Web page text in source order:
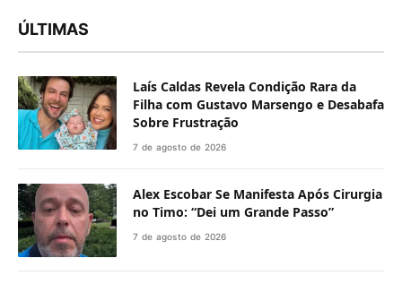
ÚLTIMAS
Laís Caldas Revela Condição Rara da
Filha com Gustavo Marsengo e Desabafa
Sobre Frustração
7 de agosto de 2026
Alex Escobar Se Manifesta Após Cirurgia
no Timo: “Dei um Grande Passo”
7 de agosto de 2026